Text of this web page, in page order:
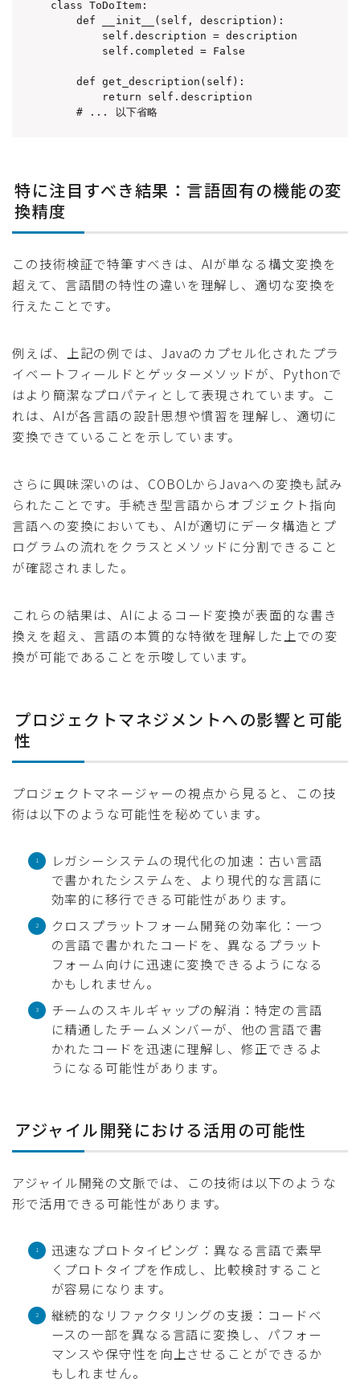
class ToDoItem:
    def __init__(self, description):
        self.description = description
        self.completed = False
    def get_description(self):
        return self.description
    # ... 以下省略
特に注目すべき結果：言語固有の機能の変
換精度
この技術検証で特筆すべきは、AIが単なる構文変換を
超えて、言語間の特性の違いを理解し、適切な変換を
行えたことです。
例えば、上記の例では、Javaのカプセル化されたプラ
イベートフィールドとゲッターメソッドが、Pythonで
はより簡潔なプロパティとして表現されています。こ
れは、AIが各言語の設計思想や慣習を理解し、適切に
変換できていることを示しています。
さらに興味深いのは、COBOLからJavaへの変換も試み
られたことです。手続き型言語からオブジェクト指向
言語への変換においても、AIが適切にデータ構造とプ
ログラムの流れをクラスとメソッドに分割できること
が確認されました。
これらの結果は、AIによるコード変換が表面的な書き
換えを超え、言語の本質的な特徴を理解した上での変
換が可能であることを示唆しています。
プロジェクトマネジメントへの影響と可能
性
プロジェクトマネージャーの視点から見ると、この技
術は以下のような可能性を秘めています。
レガシーシステムの現代化の加速：古い言語
で書かれたシステムを、より現代的な言語に
効率的に移行できる可能性があります。
クロスプラットフォーム開発の効率化：一つ
の言語で書かれたコードを、異なるプラット
フォーム向けに迅速に変換できるようになる
かもしれません。
チームのスキルギャップの解消：特定の言語
に精通したチームメンバーが、他の言語で書
かれたコードを迅速に理解し、修正できるよ
うになる可能性があります。
アジャイル開発における活用の可能性
アジャイル開発の文脈では、この技術は以下のような
形で活用できる可能性があります。
迅速なプロトタイピング：異なる言語で素早
くプロトタイプを作成し、比較検討すること
が容易になります。
継続的なリファクタリングの支援：コードベ
ースの一部を異なる言語に変換し、パフォー
マンスや保守性を向上させることができるか
もしれません。